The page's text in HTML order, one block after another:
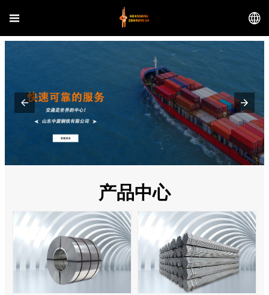
 
产品中心